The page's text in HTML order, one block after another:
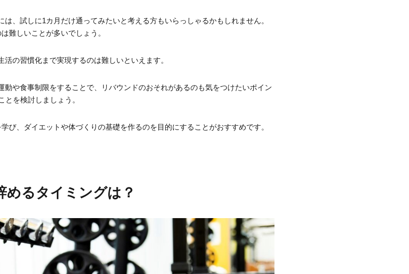
、試しに1カ月だけ通ってみたいと考える方もいらっしゃるかもしれません。
難しいことが多いでしょう。
の習慣化まで実現するのは難しいといえます。
動や食事制限をすることで、リバウンドのおそれがあるのも気をつけたいポイン
とを検討しましょう。
び、ダイエットや体づくりの基礎を作るのを目的にすることがおすすめです。
るタイミングは？